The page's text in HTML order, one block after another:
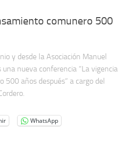
comunero 500
y desde la Asociación Manuel
nueva conferencia “La vigencia
500 años después” a cargo del
WhatsApp